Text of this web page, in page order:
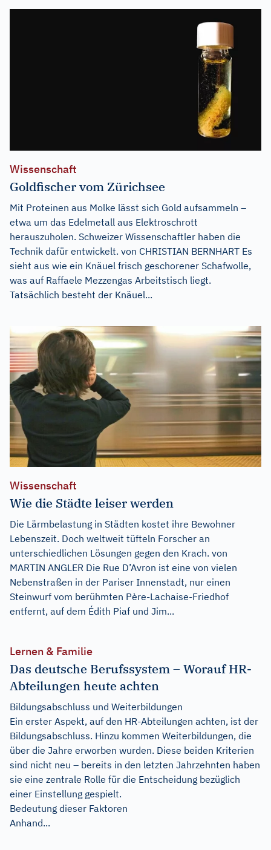
Wissenschaft
Goldfischer vom Zürichsee
Mit Proteinen aus Molke lässt sich Gold aufsammeln –
etwa um das Edelmetall aus Elektroschrott
herauszuholen. Schweizer Wissenschaftler haben die
Technik dafür entwickelt. von CHRISTIAN BERNHART Es
sieht aus wie ein Knäuel frisch geschorener Schafwolle,
was auf Raffaele Mezzengas Arbeitstisch liegt.
Tatsächlich besteht der Knäuel...
Wissenschaft
Wie die Städte leiser werden
Die Lärmbelastung in Städten kostet ihre Bewohner
Lebenszeit. Doch weltweit tüfteln Forscher an
unterschiedlichen Lösungen gegen den Krach. von
MARTIN ANGLER Die Rue D’Avron ist eine von vielen
Nebenstraßen in der Pariser Innenstadt, nur einen
Steinwurf vom berühmten Père-Lachaise-Friedhof
entfernt, auf dem Édith Piaf und Jim...
Lernen & Familie
Das deutsche Berufssystem – Worauf HR-
Abteilungen heute achten
Bildungsabschluss und Weiterbildungen
Ein erster Aspekt, auf den HR-Abteilungen achten, ist der
Bildungsabschluss. Hinzu kommen Weiterbildungen, die
über die Jahre erworben wurden. Diese beiden Kriterien
sind nicht neu – bereits in den letzten Jahrzehnten haben
sie eine zentrale Rolle für die Entscheidung bezüglich
einer Einstellung gespielt.
Bedeutung dieser Faktoren
Anhand...